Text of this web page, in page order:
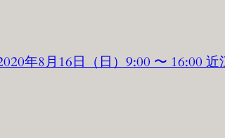
年8月16日（日）9:00 〜 16:00